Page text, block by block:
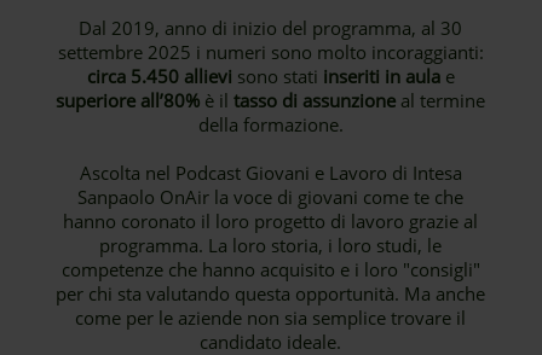
Dal 2019, anno di inizio del programma, al 30
settembre 2025 i numeri sono molto incoraggianti:
circa 5.450 allievi sono stati inseriti in aulae
superiore all’80% è iltasso di assunzione al termine
della formazione.
Ascolta nel Podcast Giovani e Lavoro di Intesa
Sanpaolo OnAir la voce di giovani come te che
hanno coronato il loro progetto di lavoro grazie al
programma. La loro storia, i loro studi, le
competenze che hanno acquisito e i loro "consigli"
per chi sta valutando questa opportunità. Ma anche
come per le aziende non sia semplice trovare il
candidato ideale.